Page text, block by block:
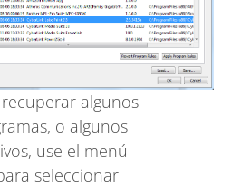
algunos
o algunos
use el menú
seleccionar